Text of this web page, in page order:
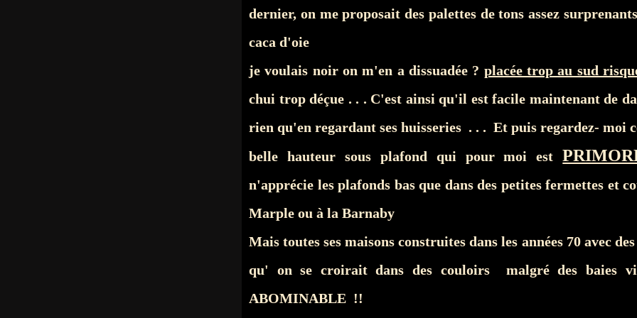
dernier, on me proposait des palettes de tons assez
caca d'oie
je voulais noir on m'en a dissuadée ? placée trop au sud
chui trop déçue . . . C'est ainsi qu'il est facile maintenant de
rien qu'en regardant ses huisseries . . . Et puis regardez- moi
belle hauteur sous plafond qui pour moi est
n'apprécie les plafonds bas que dans des petites fermettes et
Marple ou à la Barnaby
Mais toutes ses maisons construites dans les années 70 avec
qu' on se croirait dans des couloirs malgré des baies
ABOMINABLE !!